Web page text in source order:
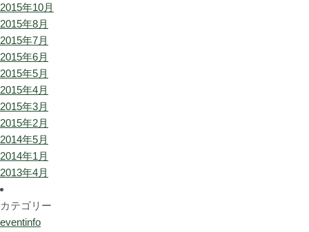
2015年10月
2015年8月
2015年7月
2015年6月
2015年5月
2015年4月
2015年3月
2015年2月
2014年5月
2014年1月
2013年4月
カテゴリー
eventinfo